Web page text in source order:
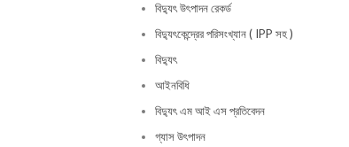
বিদ্যুৎ উৎপাদন রেকর্ড
বিদ্যুৎকেন্দ্রের পরিসংখ্যান ( IPP সহ )
বিদ্যুৎ
আইনবিধি
বিদ্যুৎ এম আই এস প্রতিবেদন
গ্যাস উৎপাদন